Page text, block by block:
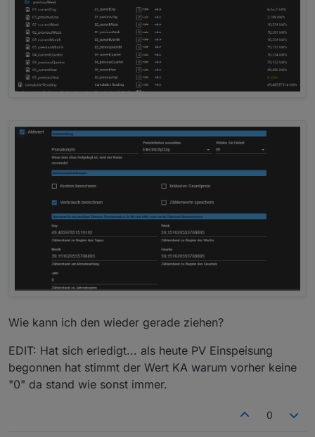
Wie kann ich den wieder gerade ziehen?
EDIT: Hat sich erledigt... als heute PV Einspeisung
begonnen hat stimmt der Wert KA warum vorher keine
"0" da stand wie sonst immer.
0